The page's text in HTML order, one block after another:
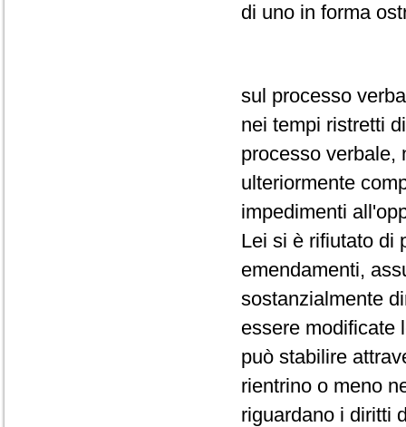
di uno in forma
sul processo
nei tempi ristretti
processo verbale,
ulteriormente
impedimenti
Lei si è rifiutato di
emendamenti,
sostanzialmente
essere modificate
può stabilire
rientrino o meno
riguardano i diritti